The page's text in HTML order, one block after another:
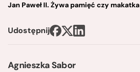
Agnieszka Sabor
Jan Paweł II. Żywa pamięć czy makatka
Udostępnij